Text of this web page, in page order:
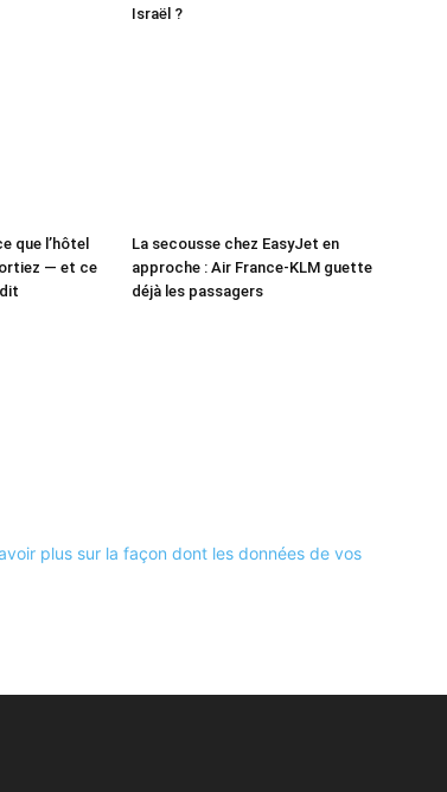
Israël ?
que l’hôtel
— et ce
La secousse chez EasyJet en
approche : Air France-KLM guette
déjà les passagers
plus sur la façon dont les données de vos